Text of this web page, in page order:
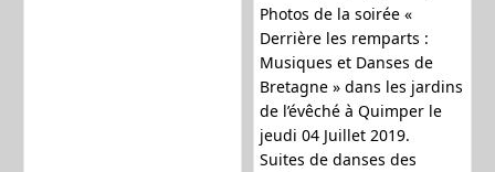
Photos de la soirée «
Derrière les remparts :
Musiques et Danses de
Bretagne » dans les jardins
de l’évêché à Quimper le
jeudi 04 Juillet 2019.
Suites de danses des